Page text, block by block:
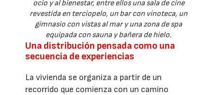
ocio y al bienestar, entre ellos una sala de cine
revestida en terciopelo, un bar con vinoteca, un
gimnasio con vistas al mar y una zona de spa
equipada con sauna y bañera de hielo.
Una distribución pensada como una
secuencia de experiencias
La vivienda se organiza a partir de un
recorrido que comienza con un camino